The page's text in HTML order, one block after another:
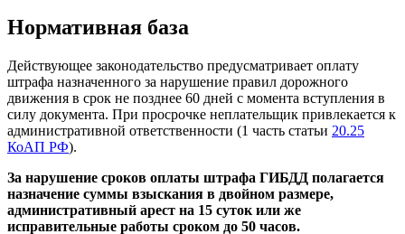
Нормативная база
Действующее законодательство предусматривает оплату
штрафа назначенного за нарушение правил дорожного
движения в срок не позднее 60 дней с момента вступления в
силу документа. При просрочке неплательщик привлекается к
административной ответственности (1 часть статьи 20.25
КоАП РФ).
За нарушение сроков оплаты штрафа ГИБДД полагается
назначение суммы взыскания в двойном размере,
административный арест на 15 суток или же
исправительные работы сроком до 50 часов.